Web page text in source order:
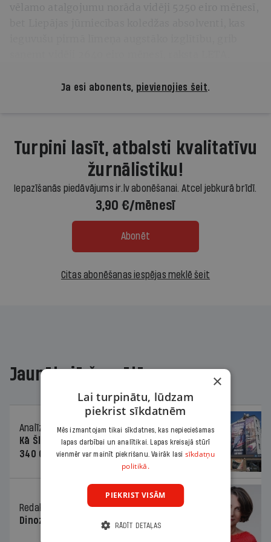
vēlamo atalgojumu norāda vidēji 5250 eiro mēnesī,
Ja esi abonents, pievienojies šeit.
Turpini lasīt, atbalsti kvalitatīvu
žurnālistiku!
Iepazīšanās piedāvājums ir.lv abonēšanai. Atcel jebkurā brīdī.
3,90 €/mēnesī
Abonēt
Citas abonēšanas iespējas meklē šeit
Jaunākajā žurnālā
Analīze
06.08.2026.
Kā Šlesera partija palika nesodīta par
340 000 vērtu reklāmas kampaņu
Redaktores sleja
06.08.2026.
Dinozaura triks
×
Lai turpinātu, lūdzam
piekrist sīkdatnēm
Mēs izmantojam tikai sīkdatnes, kas nepieciešamas
lapas darbībai un analītikai. Lapas kreisajā stūrī
vienmēr var mainīt piekrišanu. Vairāk lasi sīkdatņu
politikā.
PIEKRIST VISĀM
RĀDĪT DETAĻAS